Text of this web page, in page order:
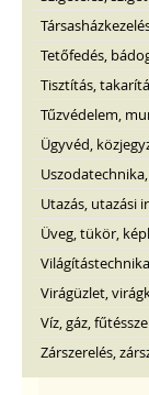
Tetőfedés,
Tisztítás,
Tűzvédelem,
Ügyvéd,
Utazás, utazási
Üveg, tükör,
Virágüzlet,
Víz, gáz,
Zárszerelés,